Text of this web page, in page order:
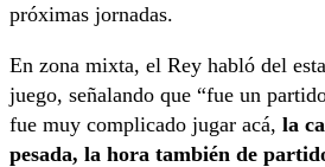
próximas jornadas.
En zona mixta, el Rey habló del
juego, señalando que “fue un
fue muy complicado jugar acá, la
pesada, la hora también de